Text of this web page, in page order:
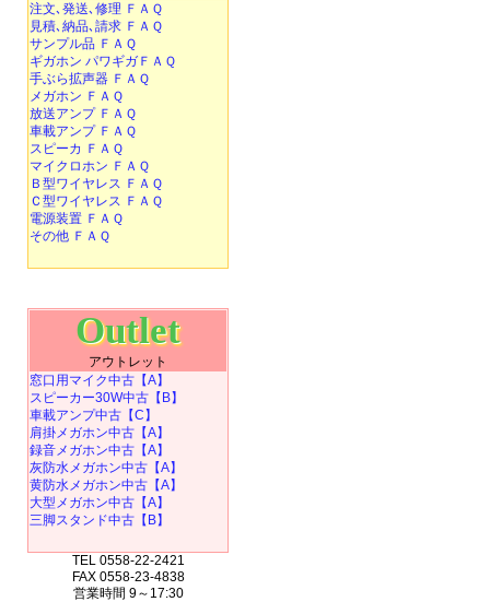
注文､発送､修理 ＦＡＱ
見積､納品､請求 ＦＡＱ
サンプル品 ＦＡＱ
ギガホン パワギガＦＡＱ
手ぶら拡声器 ＦＡＱ
メガホン ＦＡＱ
放送アンプ ＦＡＱ
車載アンプ ＦＡＱ
スピーカ ＦＡＱ
マイクロホン ＦＡＱ
Ｂ型ワイヤレス ＦＡＱ
Ｃ型ワイヤレス ＦＡＱ
電源装置 ＦＡＱ
その他 ＦＡＱ
Outlet
アウトレット
窓口用マイク中古【A】
スピーカー30W中古【B】
車載アンプ中古【C】
肩掛メガホン中古【A】
録音メガホン中古【A】
灰防水メガホン中古【A】
黄防水メガホン中古【A】
大型メガホン中古【A】
三脚スタンド中古【B】
TEL 0558-22-2421
FAX 0558-23-4838
営業時間 9～17:30